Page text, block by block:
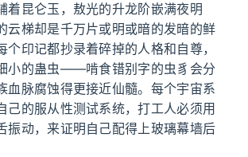
着昆仑玉，敖光的升龙阶嵌满夜明
云梯却是千万片或明或暗的发暗的鲜
个印记都抄录着碎掉的人格和自尊，
小的蛊虫——啃食错别字的虫豸会分
血脉腐蚀得更接近仙髓。每个宇宙系
己的服从性测试系统，打工人必须用
振动，来证明自己配得上玻璃幕墙后